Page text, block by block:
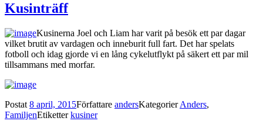
Kusinträff
Kusinerna Joel och Liam har varit på besök ett par dagar
vilket brutit av vardagen och inneburit full fart. Det har spelats
fotboll och idag gjorde vi en lång cykelutflykt på säkert ett par mil
tillsammans med morfar.
Postat 8 april, 2015Författare andersKategorierAnders,
FamiljenEtiketterkusiner